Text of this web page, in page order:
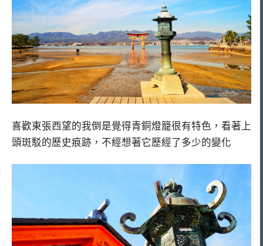
喜歡東張西望的我倒是覺得青銅燈籠很有特色，看著上
頭斑駁的歷史痕跡，不經想著它歷經了多少的變化